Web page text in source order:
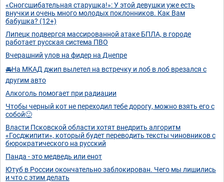
«Сногсшибательная старушка!»: У этой девушки уже есть
внучки и очень много молодых поклонников. Как Вам
бабушка? (12+)
Липецк подвергся массированной атаке БПЛА, в городе
работает русская система ПВО
Вчерашний улов на фидер на Днепре
🚘На МКАД джип вылетел на встречку и лоб в лоб врезался с
другим авто
Алкоголь помогает при радиации
Чтобы черный кот не переходил тебе дорогу, можно взять его с
собой🙂
Власти Псковской области хотят внедрить алгоритм
«Госджипити», который будет переводить тексты чиновников с
бюрократического на русский
Панда - это медведь или енот
Ютуб в России окончательно заблокирован. Чего мы лишились
и что с этим делать